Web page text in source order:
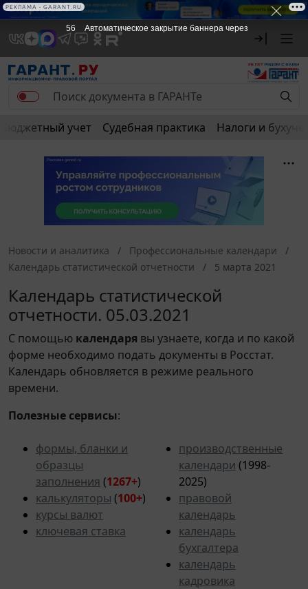
Бюджетный учет Судебная практика Налоги и
Новости и аналитика
Профессиональные календари
Календарь статистической отчетности
5 марта 2021
Календарь статистической
отчетности. 05.03.2021
С помощью календаря вы узнаете, когда и по какой
форме необходимо подать документы в Росстат.
Календарь обновляется в режиме реального
времени.
Полезные сервисы:
формы, бланки и
образцы
заполнения (1267+)
калькуляторы (100+)
курсы валют
ключевая ставка
производственные
календари (1998-
2025)
правовой
календарь
календарь
бухгалтера
календарь
кадровика
56 Автоматическое закрытие баннера через
РЕКЛАМА • GARANT.RU